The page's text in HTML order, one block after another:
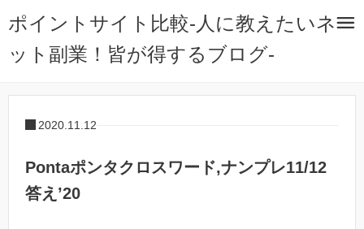
ポイントサイト比較-人に教えたいネ
ット副業！皆が得するブログ-
2020.11.12
Pontaポンタクロスワード,ナンプレ11/12
答え’20